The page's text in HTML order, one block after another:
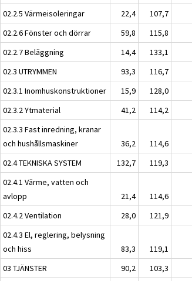
02.2.5 Värmeisoleringar
22,4 107,7
02.2.6 Fönster och dörrar
59,8 115,8
02.2.7 Beläggning
14,4 133,1
02.3 UTRYMMEN
93,3 116,7
02.3.1 Inomhuskonstruktioner
15,9 128,0
02.3.2 Ytmaterial
41,2 114,2
02.3.3 Fast inredning, kranar
och hushållsmaskiner
36,2 114,6
02.4 TEKNISKA SYSTEM
132,7 119,3
02.4.1 Värme, vatten och
avlopp
21,4 114,6
02.4.2 Ventilation
28,0 121,9
02.4.3 El, reglering, belysning
och hiss
83,3 119,1
03 TJÄNSTER
90,2 103,3